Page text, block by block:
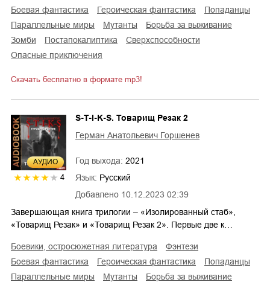
боевая фантастика
героическая фантастика
попаданцы
параллельные миры
мутанты
борьба за выживание
зомби
постапокалиптика
сверхспособности
опасные приключения
Скачать бесплатно в формате mp3!
AУДИО
4
Добавлено 10.12.2023 02:39
S-T-I-K-S. Товарищ Резак 2
Герман Анатольевич Горшенев
Год выхода: 2021
Язык: Русский
Завершающая книга трилогии – «Изолированный стаб»,
«Товарищ Резак» и «Товарищ Резак 2». Первые две к…
боевики, остросюжетная литература
фэнтези
боевая фантастика
героическая фантастика
попаданцы
параллельные миры
мутанты
борьба за выживание